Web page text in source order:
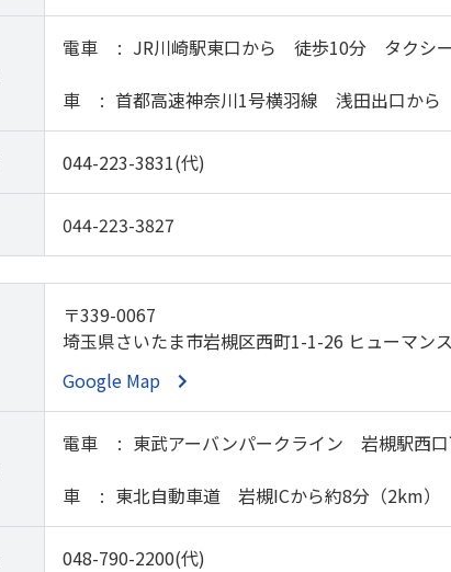
電車
JR川崎駅東口から 徒歩10分 タクシ
車
首都高速神奈川1号横羽線 浅田出口か
044-223-3831(代)
044-223-3827
〒339-0067
埼玉県さいたま市岩槻区西町1-1-26 ヒューマン
Google Map
電車
東武アーバンパークライン 岩槻駅西口
車
東北自動車道 岩槻ICから約8分（2km）
048-790-2200(代)